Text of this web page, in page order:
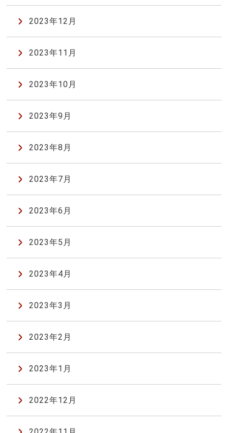
2023年12月
2023年11月
2023年10月
2023年9月
2023年8月
2023年7月
2023年6月
2023年5月
2023年4月
2023年3月
2023年2月
2023年1月
2022年12月